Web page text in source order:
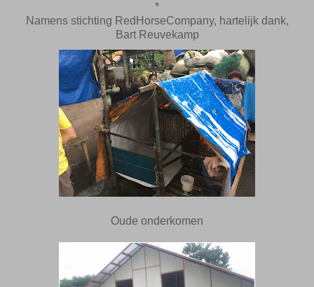
*
Namens stichting RedHorseCompany, hartelijk dank,
Bart Reuvekamp
Oude onderkomen